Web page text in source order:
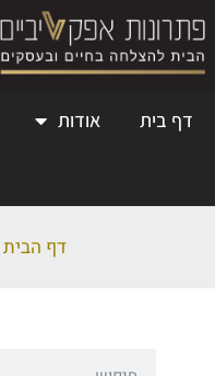
דף בית אודות
דף הבית